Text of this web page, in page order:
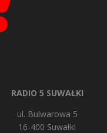
RADIO 5 SUWAŁKI
ul. Bulwarowa 5
16-400 Suwałki